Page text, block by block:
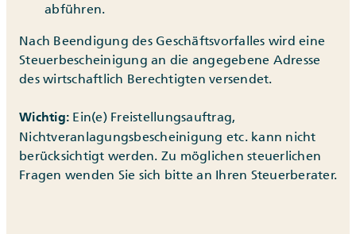
abführen.
Nach Beendigung des Geschäftsvorfalles wird eine
Steuerbescheinigung an die angegebene Adresse
des wirtschaftlich Berechtigten versendet.
Wichtig: Ein(e) Freistellungsauftrag,
Nichtveranlagungsbescheinigung etc. kann nicht
berücksichtigt werden. Zu möglichen steuerlichen
Fragen wenden Sie sich bitte an Ihren Steuerberater.